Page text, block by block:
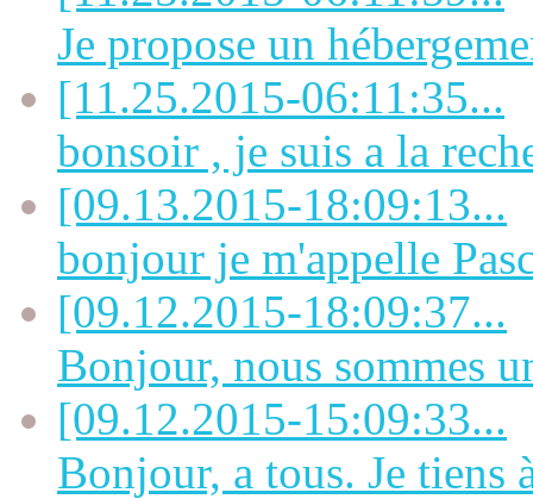
Je propose un
[11.25.2015-06:11:35...
bonsoir , je suis a la
[09.13.2015-18:09:13...
bonjour je m'appelle
[09.12.2015-18:09:37...
Bonjour, nous sommes
[09.12.2015-15:09:33...
Bonjour, a tous. Je tiens